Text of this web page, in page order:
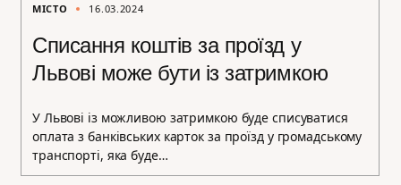
МІСТО 16.03.2024
Списання коштів за проїзд у
Львові може бути із затримкою
У Львові із можливою затримкою буде списуватися
оплата з банківських карток за проїзд у громадському
транспорті, яка буде…